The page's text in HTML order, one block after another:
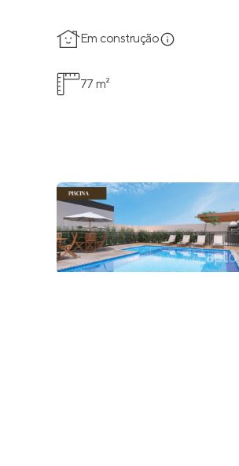
Em construção
77 m²